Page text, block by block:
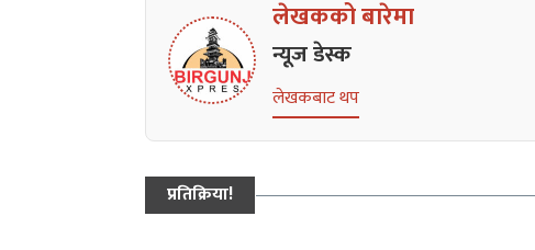
लेखकको बारेमा
न्यूज डेस्क
लेखकबाट थप
प्रतिक्रिया!